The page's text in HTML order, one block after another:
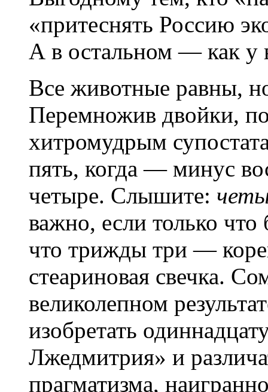
«притеснять Россию
А в остальном — как у
Все животные равны,
Перемножив двойки,
хитромудрым
пять, когда — минус
четыре. Слышите:
важно, если только
что трижды три —
стеариновая свечка.
великолепном
изобретать
Лжедмитрия» и
прагматизма,